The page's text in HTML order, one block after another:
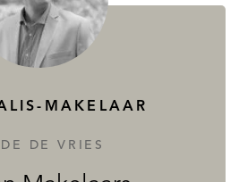
van het buitenleven in alle
van de Hellendoornse es en
MAKELAAR
DE VRIES